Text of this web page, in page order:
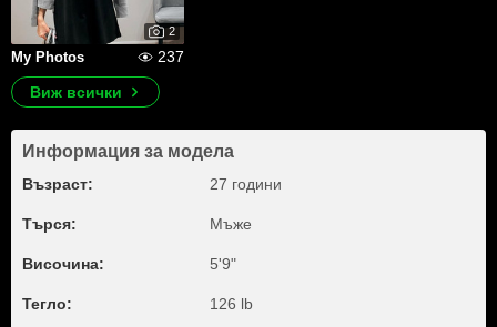
2
My Photos
237
Виж всички
Информация за модела
Възраст: 27 години
Търся: Мъже
Височина: 5'9"
Тегло: 126 lb